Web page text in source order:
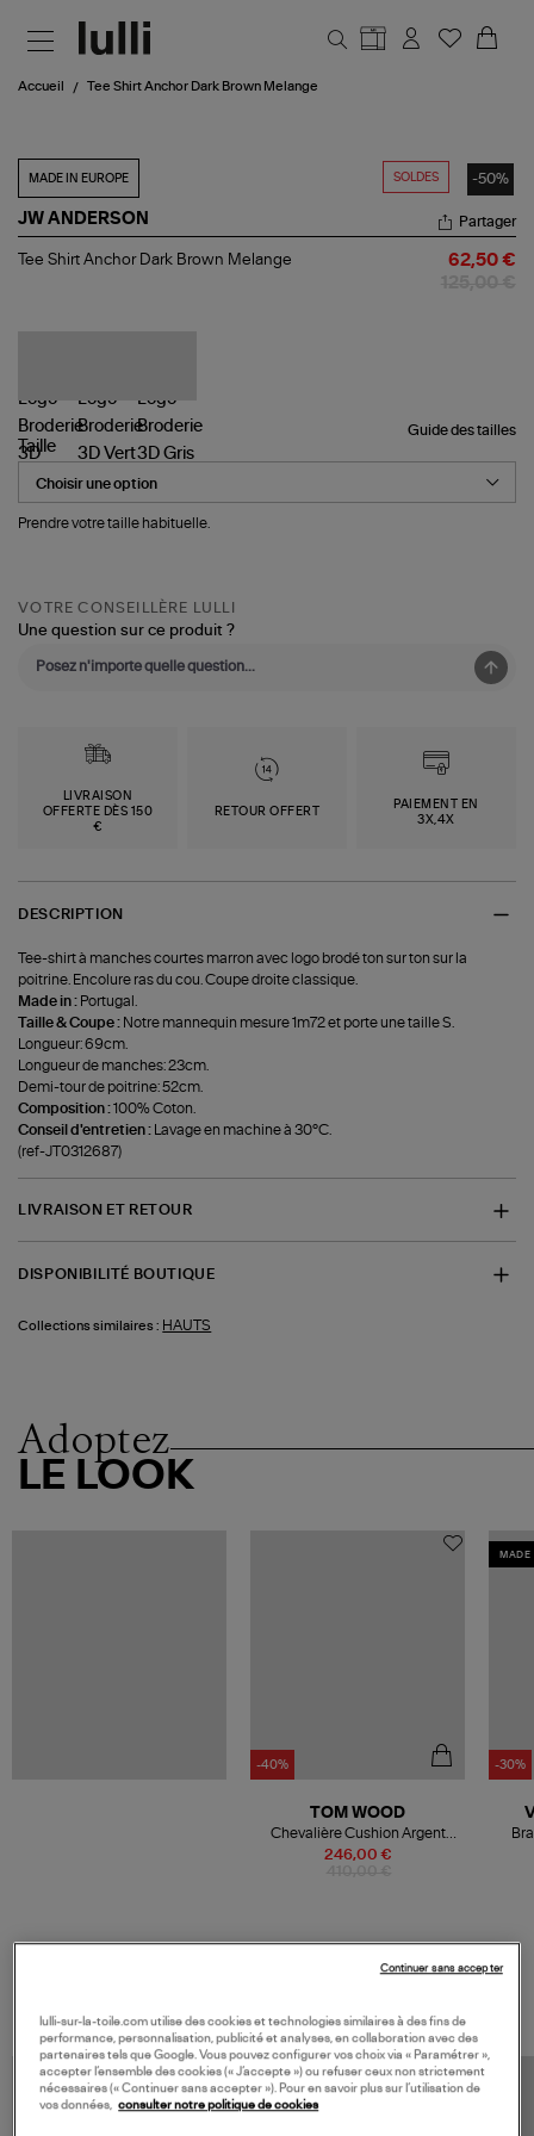
Accueil Tee Shirt Anchor Dark Brown Melange
SOLDES -50%
MADE IN EUROPE
JW ANDERSON
Tee
Partager
Tee Shirt Anchor Dark Brown Melange 62,50 €
Guide des tailles
Taille
Prendre votre taille habituelle.
VOTRE CONSEILLÈRE LULLI
Une question sur ce produit ?
LIVRAISON
OFFERTE DÈS 150
€
RETOUR OFFERT
PAIEMENT EN
3X,4X
DESCRIPTION
Tee-shirt à manches courtes marron avec logo brodé ton sur ton sur la
poitrine. Encolure ras du cou. Coupe droite classique.
Made in : Portugal.
Taille & Coupe : Notre mannequin mesure 1m72 et porte une taille S.
Longueur: 69cm.
Longueur de manches: 23cm.
Demi-tour de poitrine: 52cm.
Composition :100% Coton.
Conseil d'entretien :
Lavage en machine à 30°C.
(ref-JT0312687)
LIVRAISON ET RETOUR
DISPONIBILITÉ BOUTIQUE
Collections similaires : HAUTS
Adoptez
LE LOOK
-40%
246,00 €
TOM WOOD
Chevalière Cushion Argent
Onyx
MADE
-30%
lulli-sur-la-toile.com utilise des cookies et technologies similaires à des fins de
performance, personnalisation, publicité et analyses, en collaboration avec des
partenaires tels que Google. Vous pouvez configurer vos choix via « Paramétrer »,
accepter l’ensemble des cookies (« J’accepte ») ou refuser ceux non strictement
nécessaires (« Continuer sans accepter »). Pour en savoir plus sur l’utilisation de
vos données, consulter notre politique de cookies
Continuer sans accepter